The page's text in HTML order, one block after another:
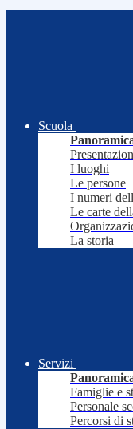
Scuola
I luoghi
Le persone
I numeri
Le carte
La storia
Servizi
Famiglie e
Personale
Percorsi di